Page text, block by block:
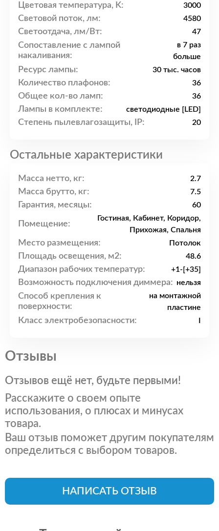
Цветовая температура, K: 3000
Световой поток, лм: 4580
Светоотдача, лм/Вт: 47
Сопоставление с лампой
накаливания:
в 7 раз
больше
Ресурс лампы: 30 тыс. часов
Количество плафонов: 36
Общее кол-во ламп: 36
Лампы в комплекте: светодиодные [LED]
Степень пылевлагозащиты, IP: 20
Остальные характеристики
Масса нетто, кг: 2.7
Масса брутто, кг: 7.5
Гарантия, месяцы: 60
Помещение:
Гостиная, Кабинет, Коридор,
Прихожая, Спальня
Место размещения: Потолок
Площадь освещения, м2: 48.6
Диапазон рабочих температур: +1-[+35]
Возможность подключения диммера: нельзя
Способ крепления к
поверхности:
на монтажной
пластине
Класс электробезопасности:
Отзывы
Отзывов ещё нет, будьте первыми!
Расскажите о своем опыте
использования, о плюсах и минусах
товара.
Ваш отзыв поможет другим покупателям
определиться с выбором товаров.
НАПИСАТЬ ОТЗЫВ